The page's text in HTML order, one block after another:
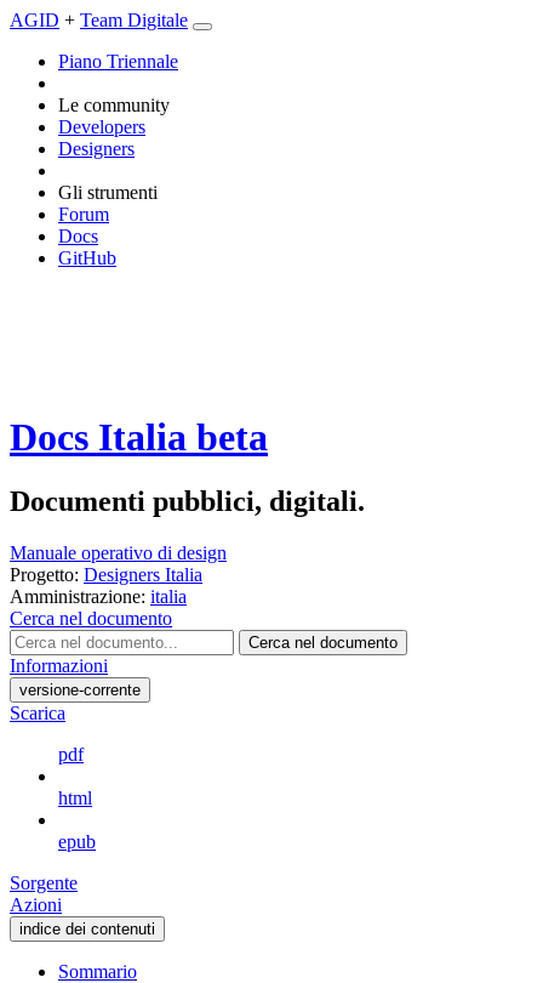
AGID + Team Digitale
Piano Triennale
Le community
Developers
Designers
Gli strumenti
Forum
Docs
GitHub
Docs Italia beta
Documenti pubblici, digitali.
Manuale operativo di design
Progetto: Designers Italia
Amministrazione: italia
Cerca nel documento
Cerca nel documento
Informazioni
versione-corrente
Scarica
pdf
html
epub
Sorgente
Azioni
indice dei contenuti
Sommario